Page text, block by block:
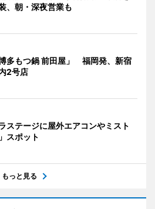
、朝・深夜営業も
多もつ鍋 前田屋」 福岡発、新宿
2号店
ステージに屋外エアコンやミスト
スポット
もっと見る